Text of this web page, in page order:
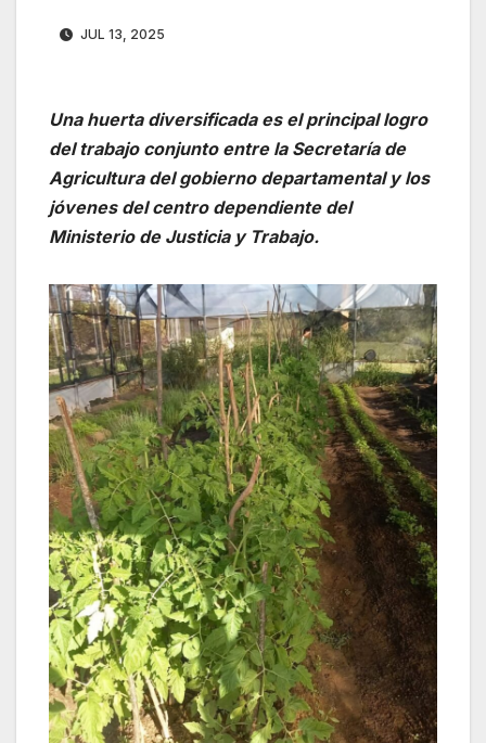
JUL 13, 2025
Una huerta diversificada es el principal logro
del trabajo conjunto entre la Secretaría de
Agricultura del gobierno departamental y los
jóvenes del centro dependiente del
Ministerio de Justicia y Trabajo.